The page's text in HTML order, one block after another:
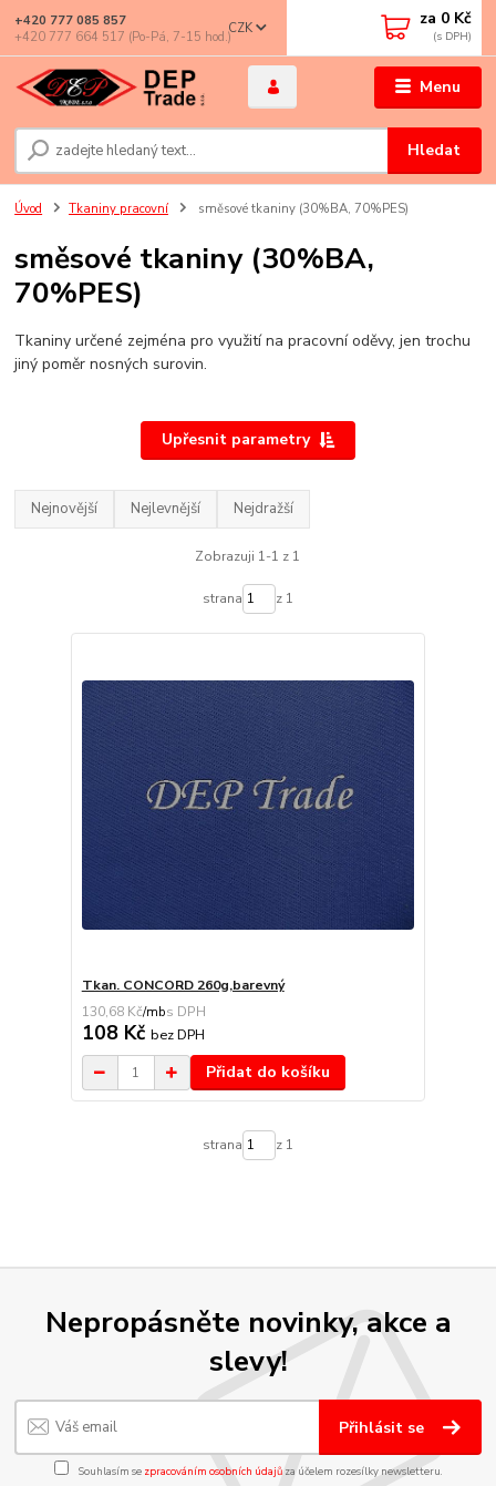
Menu
CZK
Hledat
+420 777 085 857
+420 777 664 517 (Po-Pá, 7-15 hod.)
za 0 Kč
Úvod Tkaniny pracovní směsové tkaniny (30%BA, 70%PES)
směsové tkaniny (30%BA,
70%PES)
Tkaniny určené zejména pro využití na pracovní oděvy, jen trochu
jiný poměr nosných surovin.
Upřesnit parametry
Nejnovější Nejlevnější Nejdražší
Zobrazuji 1-1 z 1
strana z 1
Tkan. CONCORD 260g,barevný
130,68 Kč/mb
108 Kč bez DPH
Přidat do košíku
strana z 1
Nepropásněte novinky, akce a
slevy!
Přihlásit se
Souhlasím se zpracováním osobních údajůza účelem rozesílky newsletteru.